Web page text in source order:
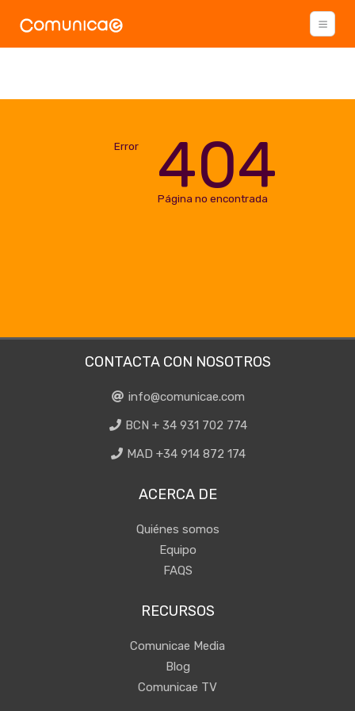
Error 404
Página no encontrada
CONTACTA CON NOSOTROS
info@comunicae.com
BCN + 34 931 702 774
MAD +34 914 872 174
ACERCA DE
Quiénes somos
Equipo
FAQS
RECURSOS
Comunicae Media
Blog
Comunicae TV